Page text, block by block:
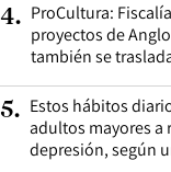
4. ProCultura:
proyectos de
también se
5. Estos hábitos
adultos mayores a
depresión, según